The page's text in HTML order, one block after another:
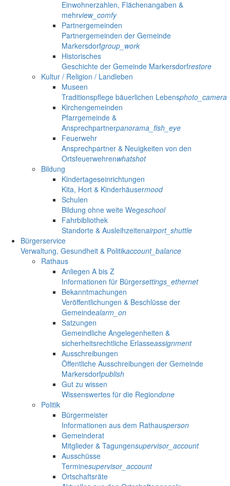
Einwohnerzahlen, Flächenangaben &
mehrview_comfy
Partnergemeinden
Partnergemeinden der Gemeinde
Markersdorfgroup_work
Historisches
Geschichte der Gemeinde Markersdorfrestore
Kultur / Religion / Landleben
Museen
Traditionspflege bäuerlichen Lebensphoto_camera
Kirchengemeinden
Pfarrgemeinde &
Ansprechpartnerpanorama_fish_eye
Feuerwehr
Ansprechpartner & Neuigkeiten von den
Ortsfeuerwehrenwhatshot
Bildung
Kindertageseinrichtungen
Kita, Hort & Kinderhäusermood
Schulen
Bildung ohne weite Wegeschool
Fahrbibliothek
Standorte & Ausleihzeitenairport_shuttle
Bürgerservice
Verwaltung, Gesundheit & Politikaccount_balance
Rathaus
Anliegen A bis Z
Informationen für Bürgersettings_ethernet
Bekanntmachungen
Veröffentlichungen & Beschlüsse der
Gemeindealarm_on
Satzungen
Gemeindliche Angelegenheiten &
sicherheitsrechtliche Erlasseassignment
Ausschreibungen
Öffentliche Ausschreibungen der Gemeinde
Markersdorfpublish
Gut zu wissen
Wissenswertes für die Regiondone
Politik
Bürgermeister
Informationen aus dem Rathausperson
Gemeinderat
Mitglieder & Tagungensupervisor_account
Ausschüsse
Terminesupervisor_account
Ortschaftsräte